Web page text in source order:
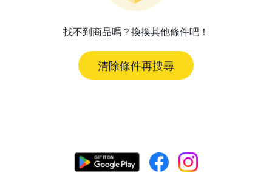
找不到商品嗎？換換其他條件吧！
清除條件再搜尋